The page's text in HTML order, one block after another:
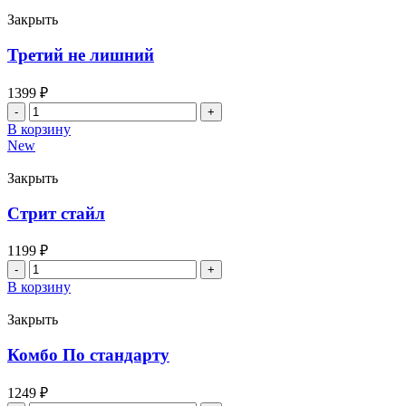
1
Закрыть
Третий не лишний
1399 ₽
Количество
товара
Третий
лишний
В корзину
New
Закрыть
Стрит стайл
1199 ₽
Количество
товара
Стрит
стайл
В корзину
Закрыть
Комбо По стандарту
1249 ₽